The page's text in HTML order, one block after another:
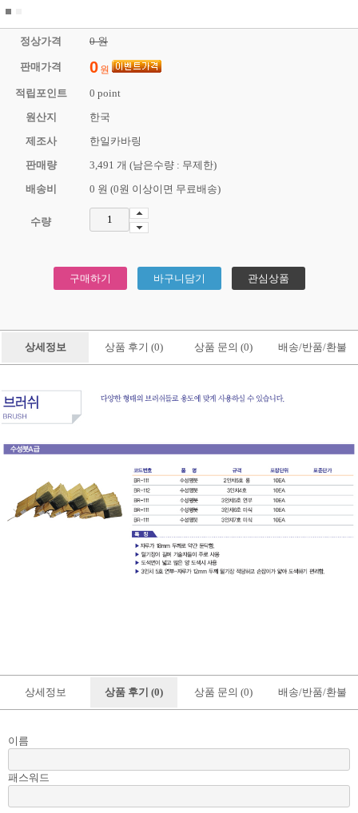
정상가격
0 원
판매가격 0원
적립포인트
0 point
원산지
한국
제조사
한일카바링
판매량
3,491 개 (남은수량 : 무제한)
배송비
0 원 (0원 이상이면 무료배송)
수량
구매하기 바구니담기 관심상품
상세정보 상품 후기 (0) 상품 문의 (0) 배송/반품/환불
상세정보 상품 후기 (0) 상품 문의 (0) 배송/반품/환불
이름
패스워드